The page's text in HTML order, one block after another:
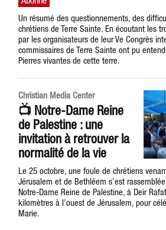
Un résumé des questionnements, des
chrétiens de Terre Sainte. En écoutant les
par les organisateurs de leur Ve Congrès
commissaires de Terre Sainte ont pu
Pierres vivantes de cette terre.
Christian Media Center
📺 Notre-Dame Reine
de Palestine : une
invitation à retrouver la
normalité de la vie
Le 25 octobre, une foule de chrétiens
Jérusalem et de Bethléem s’est
Notre-Dame Reine de Palestine, à Deir
kilomètres à l’ouest de Jérusalem, pour
Marie.